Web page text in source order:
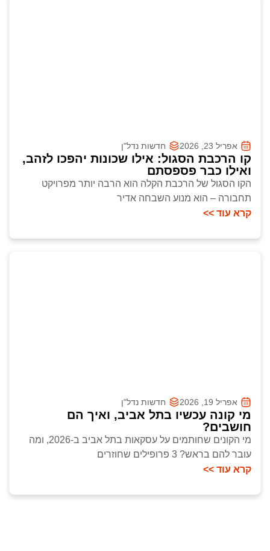
אפריל 23, 2026 חדשות נדל"ן
קו הרכבת הסגול: אילו שכונות יהפכו לזהב,
ואילו כבר פספסתם
הקו הסגול של הרכבת הקלה הוא הרבה יותר מפרויקט
תחבורה – הוא מנוע השבחה אדיר
קרא עוד >>
אפריל 19, 2026 חדשות נדל"ן
מי קונה עכשיו בתל אביב, ואיך הם
חושבים?
מי הקונים שחותמים על עסקאות בתל אביב ב-2026, ומה
עובר להם בראש? 3 פרופילים שחוזרים
קרא עוד >>